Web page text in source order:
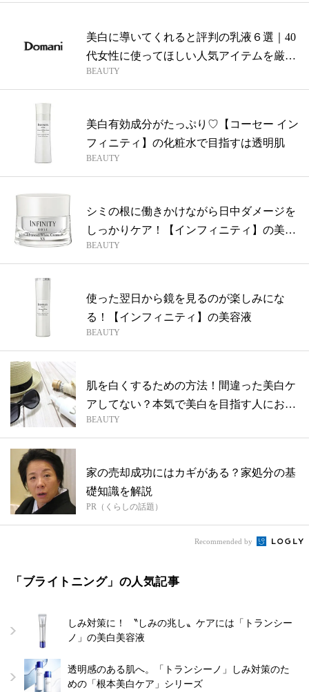
美白に導いてくれると評判の乳液６選｜40
代女性に使ってほしい人気アイテムを厳
選！
BEAUTY
美白有効成分がたっぷり♡【コーセー イン
フィニティ】の化粧水で目指すは透明肌
BEAUTY
シミの根に働きかけながら日中ダメージを
しっかりケア！【インフィニティ】の美白
クリ...
BEAUTY
使った翌日から鏡を見るのが楽しみにな
る！【インフィニティ】の美容液
BEAUTY
肌を白くするための方法！間違った美白ケ
アしてない？本気で美白を目指す人におす
すめ...
BEAUTY
家の売却成功にはカギがある？家処分の基
礎知識を解説
PR（くらしの話題）
Recommended by
「ブライトニング」の人気記事
しみ対策に！ 〝しみの兆し〟ケアには「トランシー
ノ」の美白美容液
透明感のある肌へ。「トランシーノ」しみ対策のた
めの「根本美白ケア」シリーズ